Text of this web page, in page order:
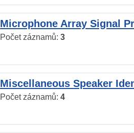
Microphone Array Signal
Počet záznamů: 3
Miscellaneous Speaker
Počet záznamů: 4